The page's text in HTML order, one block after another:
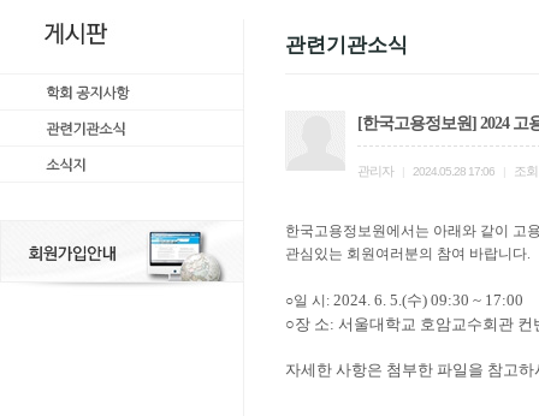
관련기관소식
[한국고용정보원] 2024 고
관리자 2024.05.28 17:06 조회
한국고용정보원에서는 아래와 같이 고
관심있는 회원여러분의 참여 바랍니다.
○일 시: 2024. 6. 5.(수) 09:30 ~ 17:00
○장 소: 서울대학교 호암교수회관 컨
자세한 사항은 첨부한 파일을 참고